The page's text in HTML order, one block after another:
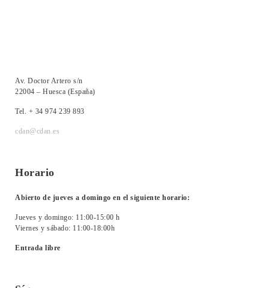
Av. Doctor Artero s/n
22004 – Huesca (España)
Tel. + 34 974 239 893
cdan@cdan.es
Horario
Abierto de jueves a domingo en el siguiente horario:
Jueves y domingo: 11:00-15:00 h
Viernes y sábado: 11:00-18:00h
Entrada libre